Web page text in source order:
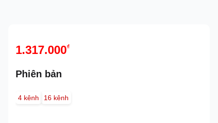
1.317.000₫
Phiên bản
4 kênh 16 kênh